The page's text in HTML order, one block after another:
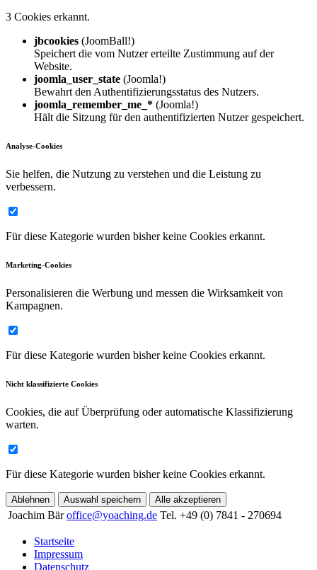
3 Cookies erkannt.
jbcookies (JoomBall!)
Speichert die vom Nutzer erteilte Zustimmung auf der
Website.
joomla_user_state (Joomla!)
Bewahrt den Authentifizierungsstatus des Nutzers.
joomla_remember_me_* (Joomla!)
Hält die Sitzung für den authentifizierten Nutzer gespeichert.
Analyse-Cookies
Sie helfen, die Nutzung zu verstehen und die Leistung zu
verbessern.
Für diese Kategorie wurden bisher keine Cookies erkannt.
Marketing-Cookies
Personalisieren die Werbung und messen die Wirksamkeit von
Kampagnen.
Für diese Kategorie wurden bisher keine Cookies erkannt.
Nicht klassifizierte Cookies
Cookies, die auf Überprüfung oder automatische Klassifizierung
warten.
Für diese Kategorie wurden bisher keine Cookies erkannt.
Ablehnen Auswahl speichern Alle akzeptieren
Joachim Bär office@yoaching.de Tel. +49 (0) 7841 - 270694
Startseite
Impressum
Datenschutz